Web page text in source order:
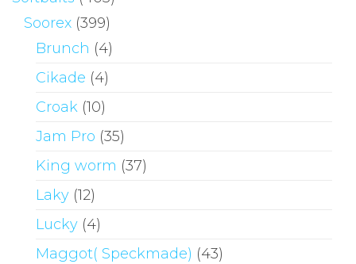
Soorex (399)
Brunch (4)
Cikade (4)
Croak (10)
Jam Pro (35)
King worm (37)
Laky (12)
Lucky (4)
Maggot( Speckmade) (43)